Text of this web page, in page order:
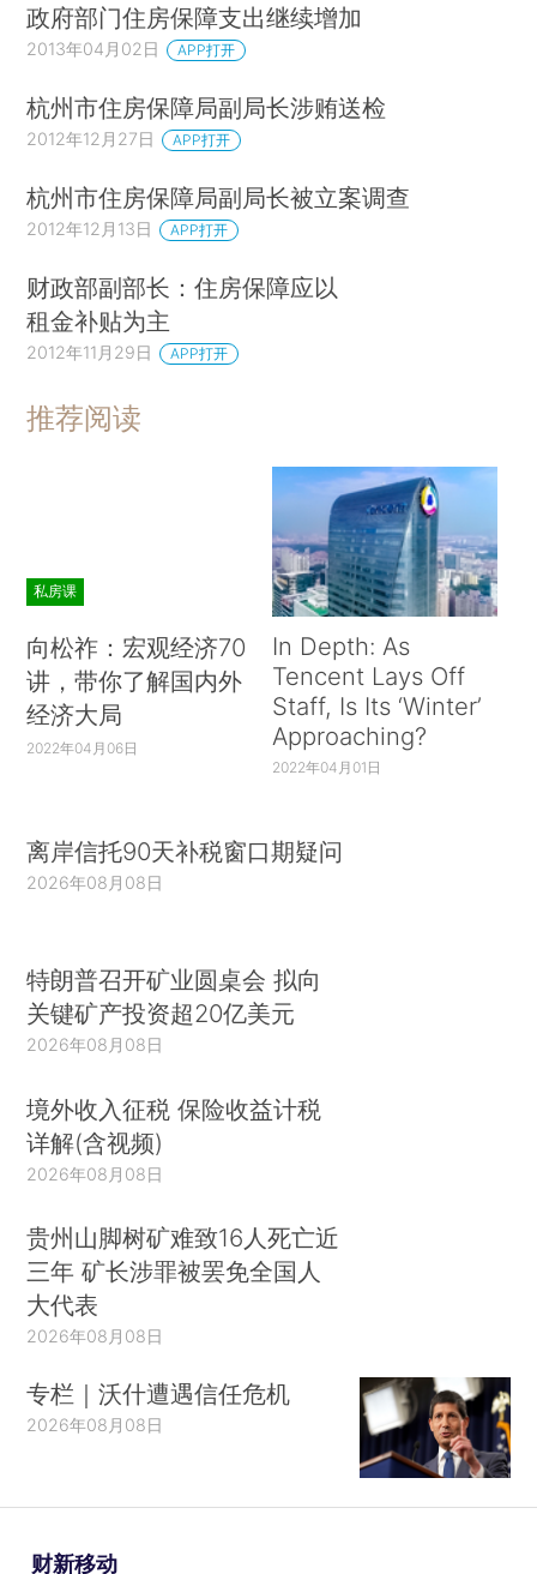
政府部门住房保障支出继续增加
2013年04月02日 APP打开
杭州市住房保障局副局长涉贿送检
2012年12月27日 APP打开
杭州市住房保障局副局长被立案调查
2012年12月13日 APP打开
财政部副部长：住房保障应以
租金补贴为主
2012年11月29日 APP打开
推荐阅读
私房课
向松祚：宏观经济70
讲，带你了解国内外
经济大局
2022年04月06日
In Depth: As
Tencent Lays Off
Staff, Is Its ‘Winter’
Approaching?
2022年04月01日
离岸信托90天补税窗口期疑问
2026年08月08日
特朗普召开矿业圆桌会 拟向
关键矿产投资超20亿美元
2026年08月08日
境外收入征税 保险收益计税
详解(含视频)
2026年08月08日
贵州山脚树矿难致16人死亡近
三年 矿长涉罪被罢免全国人
大代表
2026年08月08日
专栏｜沃什遭遇信任危机
2026年08月08日
财新移动